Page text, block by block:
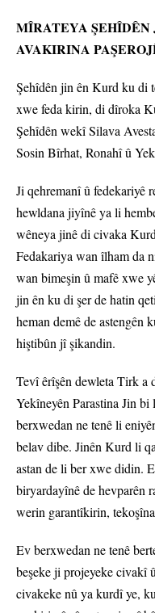
MÎRATEYA ŞEHÎDÊN
AVAKIRINA
Şehîdên jin ên Kurd ku di
xwe feda kirin, di dîroka
Şehîdên wekî Silava
Sosin Bîrhat, Ronahî û
Ji qehremanî û fedekariyê
hewldana jiyînê ya li
wêneya jinê di civaka
Fedakariya wan îlham da
wan bimeşin û mafê xwe
jin ên ku di şer de hatin
heman demê de astengên
hiştibûn jî şikandin.
Tevî êrîşên dewleta Tirk a
Yekîneyên Parastina Jin
berxwedan ne tenê li
belav dibe. Jinên Kurd li
astan de li ber xwe didin.
biryardayînê de hevparên
werin garantîkirin,
Ev berxwedan ne tenê
beşeke ji projeyeke civakî
civakeke nû ya kurdî ye,